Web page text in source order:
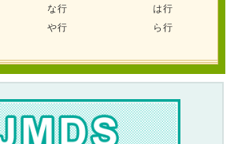
な行
は行
や行
ら行